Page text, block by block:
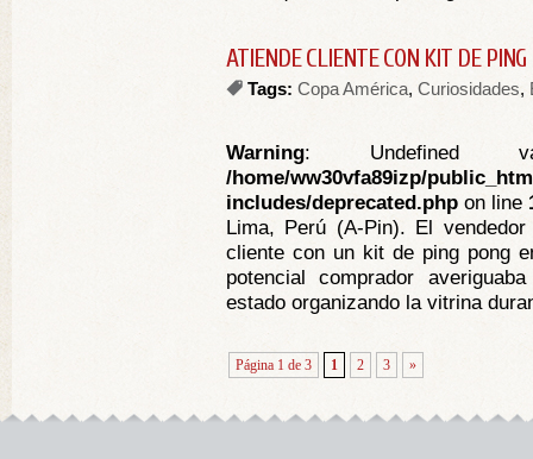
ATIENDE CLIENTE CON KIT DE
Tags: Copa América, Curiosidades,
Warning: Undefined
/home/ww30vfa89izp/
includes/deprecated.php on line
Lima, Perú (A-Pin). El
cliente con un kit de ping pong
potencial comprador
estado organizando la vitrina
Página 1 de 3 1 2 3 »